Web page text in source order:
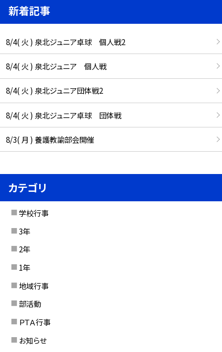
新着記事
8/4( 火 ) 泉北ジュニア卓球 個人戦2
8/4( 火 ) 泉北ジュニア 個人戦
8/4( 火 ) 泉北ジュニア団体戦2
8/4( 火 ) 泉北ジュニア卓球 団体戦
8/3( 月 ) 養護教諭部会開催
カテゴリ
学校行事
3年
2年
1年
地域行事
部活動
ＰＴＡ行事
お知らせ